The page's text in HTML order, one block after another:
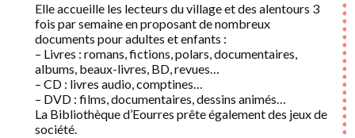
Elle accueille les lecteurs du village et des alentours 3
fois par semaine en proposant de nombreux
documents pour adultes et enfants :
– Livres : romans, fictions, polars, documentaires,
albums, beaux-livres, BD, revues…
– CD : livres audio, comptines…
– DVD : films, documentaires, dessins animés…
La Bibliothèque d’Eourres prête également des jeux de
société.